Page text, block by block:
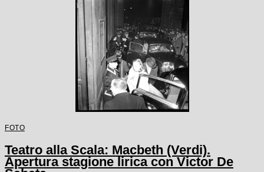
FOTO
Teatro alla Scala: Macbeth (Verdi).
Apertura stagione lirica con Victor De